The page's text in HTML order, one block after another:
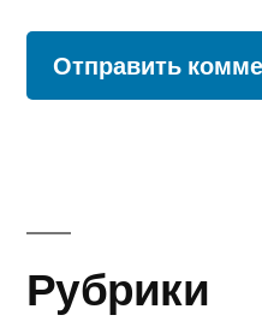
Рубрики